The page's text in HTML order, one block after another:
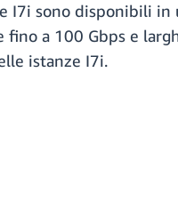
I7i sono disponibili
fino a 100 Gbps e
istanze I7i.